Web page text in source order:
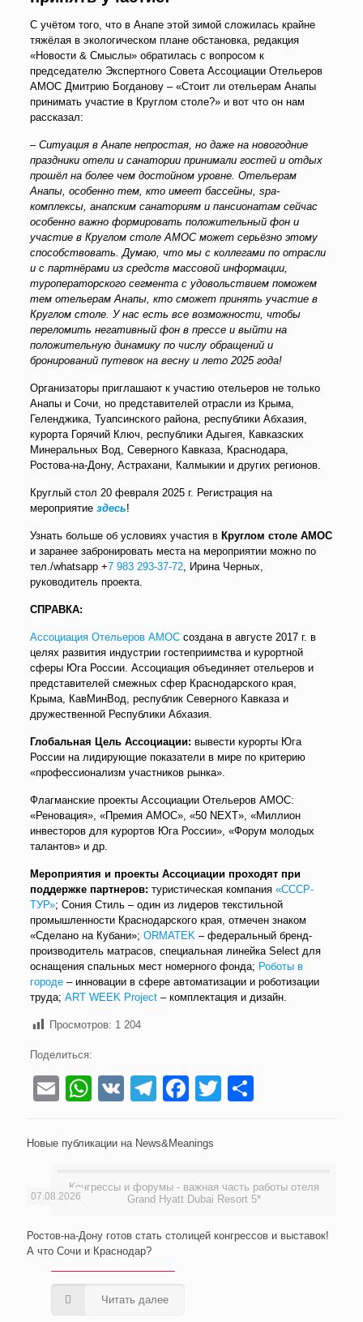
С учётом того, что в Анапе этой зимой сложилась крайне
тяжёлая в экологическом плане обстановка, редакция
«Новости & Смыслы» обратилась с вопросом к
председателю Экспертного Совета Ассоциации Отельеров
АМОС Дмитрию Богданову – «Стоит ли отельерам Анапы
принимать участие в Круглом столе?» и вот что он нам
рассказал:
– Ситуация в Анапе непростая, но даже на новогодние
праздники отели и санатории принимали гостей и отдых
прошёл на более чем достойном уровне. Отельерам
Анапы, особенно тем, кто имеет бассейны, spa-
комплексы, анапским санаториям и пансионатам сейчас
особенно важно формировать положительный фон и
участие в Круглом столе АМОС может серьёзно этому
способствовать. Думаю, что мы с коллегами по отрасли
и с партнёрами из средств массовой информации,
туроператорского сегмента с удовольствием поможем
тем отельерам Анапы, кто сможет принять участие в
Круглом столе. У нас есть все возможности, чтобы
переломить негативный фон в прессе и выйти на
положительную динамику по числу обращений и
бронирований путевок на весну и лето 2025 года!
Организаторы приглашают к участию отельеров не только
Анапы и Сочи, но представителей отрасли из Крыма,
Геленджика, Туапсинского района, республики Абхазия,
курорта Горячий Ключ, республики Адыгея, Кавказских
Минеральных Вод, Северного Кавказа, Краснодара,
Ростова-на-Дону, Астрахани, Калмыкии и других регионов.
Круглый стол 20 февраля 2025 г. Регистрация на
мероприятие здесь!
Узнать больше об условиях участия в Круглом столе АМОС
и заранее забронировать места на мероприятии можно по
тел./whatsapp +7 983 293-37-72, Ирина Черных,
руководитель проекта.
СПРАВКА:
Ассоциация Отельеров АМОСсоздана в августе 2017 г. в
целях развития индустрии гостеприимства и курортной
сферы Юга России. Ассоциация объединяет отельеров и
представителей смежных сфер Краснодарского края,
Крыма, КавМинВод, республик Северного Кавказа и
дружественной Республики Абхазия.
Глобальная Цель Ассоциации: вывести курорты Юга
России на лидирующие показатели в мире по критерию
«профессионализм участников рынка».
Флагманские проекты Ассоциации Отельеров АМОС:
«Реновация», «Премия АМОС», «50 NEXT», «Миллион
инвесторов для курортов Юга России», «Форум молодых
талантов» и др.
Мероприятия и проекты Ассоциации проходят при
поддержке партнеров: туристическая компания «СССР-
ТУР»; Сония Стиль – один из лидеров текстильной
промышленности Краснодарского края, отмечен знаком
«Сделано на Кубани»; ORMATEK– федеральный бренд-
производитель матрасов, специальная линейка Select для
оснащения спальных мест номерного фонда; Роботы в
городе– инновации в сфере автоматизации и роботизации
труда; ART WEEK Project– комплектация и дизайн.
Просмотров: 1 204
Поделиться:
EmailWhatsApp
VK Telegram
Facebook
Twitter
Новые публикации на News&Meanings
Конгрессы и форумы - важная часть работы отеля
Grand Hyatt Dubai Resort 5*
07.08.2026
Ростов-на-Дону готов стать столицей конгрессов и выставок!
А что Сочи и Краснодар?
Читать далее